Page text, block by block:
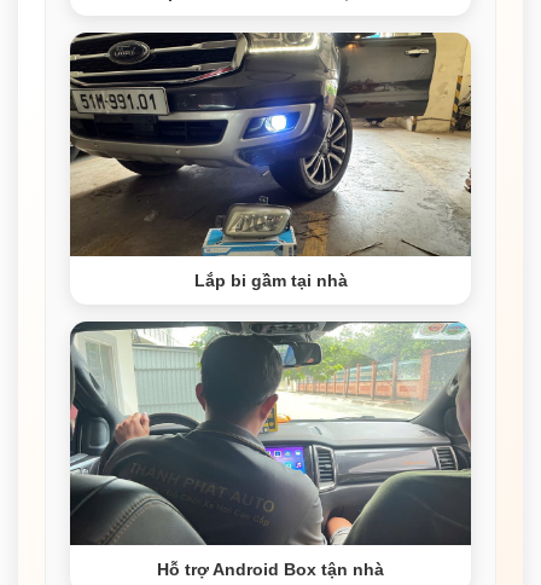
Lắp bi gầm tại nhà
Hỗ trợ Android Box tận nhà